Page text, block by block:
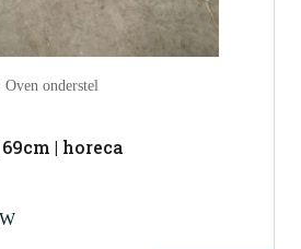
Oven onderstel
| horeca